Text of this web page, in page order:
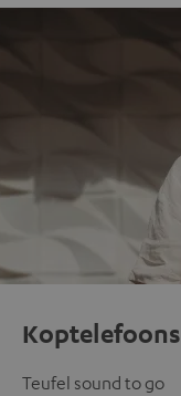
Koptelefoons
Teufel sound to go